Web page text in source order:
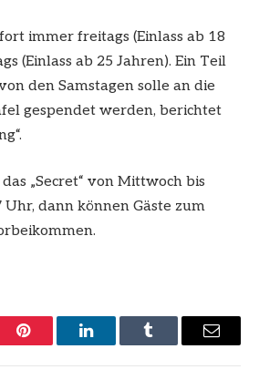
immer freitags (Einlass ab 18
(Einlass ab 25 Jahren). Ein Teil
den Samstagen solle an die
gespendet werden, berichtet
„Secret“ von Mittwoch bis
Uhr, dann können Gäste zum
Pinterest LinkedInTumblr Email